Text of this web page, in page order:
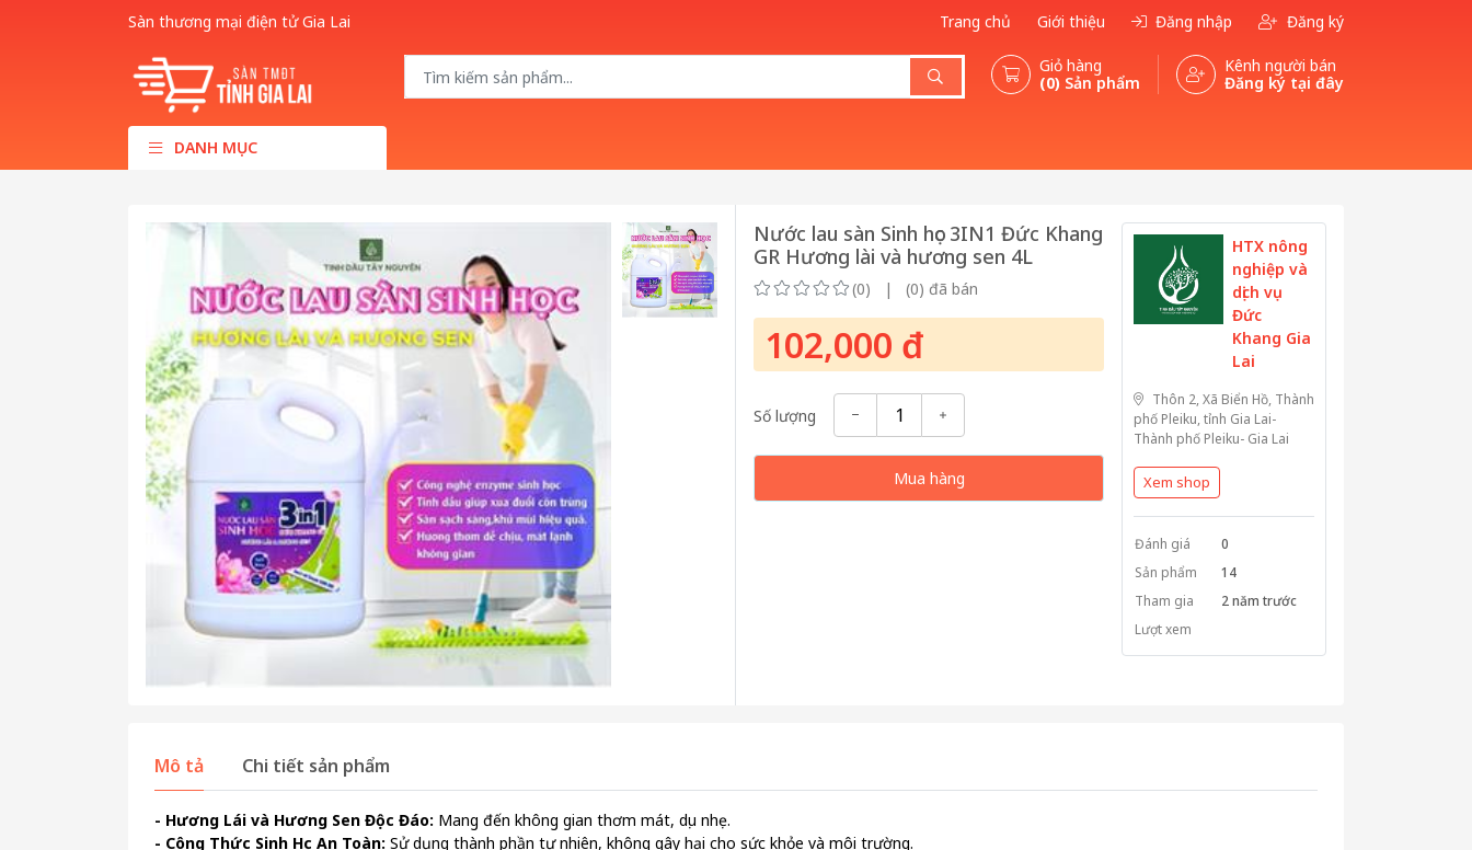
Sàn thương mại điện tử Gia Lai Trang chủ Giới thiệu Đăng nhập Đăng ký
Giỏ hàng
(0) Sản phẩm
Kênh người bán
Đăng ký tại đây
DANH MỤC
Nước lau sàn Sinh học 3IN1 Đức Khang
GR Hương lài và hương sen 4L
(0) | (0) đã bán
102,000 đ
Số lượng
Mua hàng
HTX nông
nghiệp và
dịch vụ
Đức
Khang Gia
Lai
Thôn 2, Xã Biển Hồ, Thành
phố Pleiku, tỉnh Gia Lai-
Thành phố Pleiku- Gia Lai
Xem shop
Đánh giá
0
Sản phẩm
14
Tham gia
2 năm trước
Lượt xem
Mô tả Chi tiết sản phẩm
- Hương Lái và Hương Sen Độc Đáo: Mang đến không gian thơm mát, dịu nhẹ.
- Công Thức Sinh Học An Toàn: Sử dụng thành phần tự nhiên, không gây hại cho sức khỏe và môi trường.